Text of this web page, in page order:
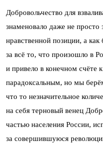
Добровольчество для
знаменовало даже не просто
нравственной позиции, а
за всё то, что произошло в
и привело в конечном счёте
парадоксальным, но мы
что то незначительное
на себя терновый венец
частью населения России,
за совершившуюся